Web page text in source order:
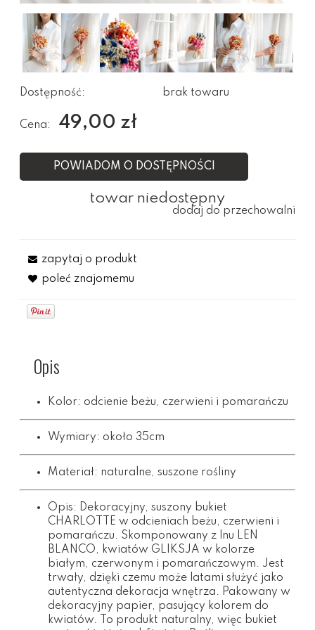
Dostępność: brak towaru
Cena: 49,00 zł
POWIADOM O DOSTĘPNOŚCI
towar niedostępny
dodaj do przechowalni
zapytaj o produkt
poleć znajomemu
Opis
Kolor: odcienie beżu, czerwieni i pomarańczu
Wymiary: około 35cm
Materiał: naturalne, suszone rośliny
Opis: Dekoracyjny, suszony bukiet
CHARLOTTE w odcieniach beżu, czerwieni i
pomarańczu. Skomponowany z lnu LEN
BLANCO, kwiatów GLIKSJA w kolorze
białym, czerwonym i pomarańczowym. Jest
trwały, dzięki czemu może latami służyć jako
autentyczna dekoracja wnętrza. Pakowany w
dekoracyjny papier, pasujący kolorem do
kwiatów. To produkt naturalny, więc bukiet